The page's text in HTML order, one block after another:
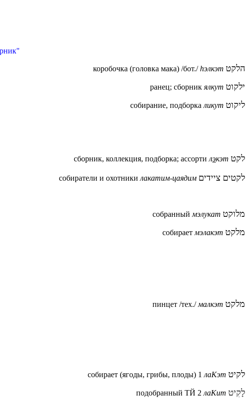
коробочка (головка мака) /бот./hэлкэт הלקט
ранец; сборник ялкут ילקוט
собирание, подборка ликут ליקוט
сборник, коллекция, подборка; ассорти лэкэт לקט
собиратели и охотники лакатим-цаядим לקטים ציידים
собранный мэлукат מלוקט
собирает мэлакэт מלקט
пинцет /тех./ малкэт מלקט
собирает (ягоды, грибы, плоды) 1 лаКэт לקיט
подобранный ТЙ 2 лаКит לָקִיט